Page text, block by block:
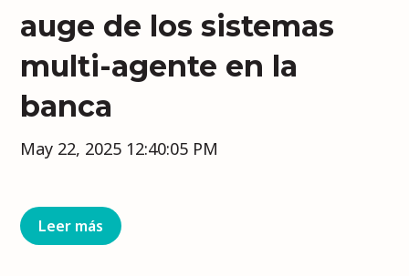
auge de los sistemas
multi-agente en la
banca
May 22, 2025 12:40:05 PM
Leer más